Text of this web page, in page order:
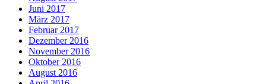
Juni 2017
März 2017
Februar 2017
Dezember 2016
November 2016
Oktober 2016
August 2016